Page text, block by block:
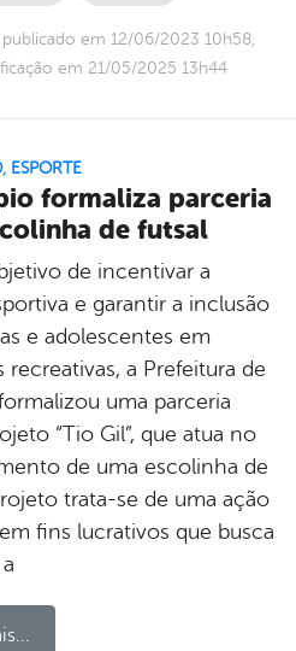
em 12/06/2023 10h58,
em 21/05/2025 13h44
, ESPORTE
formaliza parceria
de futsal
de incentivar a
e garantir a inclusão
e adolescentes em
recreativas, a Prefeitura de
uma parceria
“Tio Gil”, que atua no
de uma escolinha de
trata-se de uma ação
fins lucrativos que busca